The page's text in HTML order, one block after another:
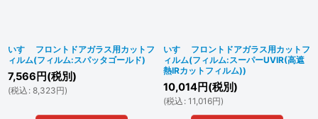
いすゞ フロントドアガラス用カットフ
ィルム(フィルム:スパッタゴールド)
7,566 円(税別)
(税込 : 8,323円)
いすゞ フロントドアガラス用カットフ
ィルム(フィルム:スーパーUVIR(高遮
熱IRカットフィルム))
10,014円(税別)
(税込 : 11,016円)